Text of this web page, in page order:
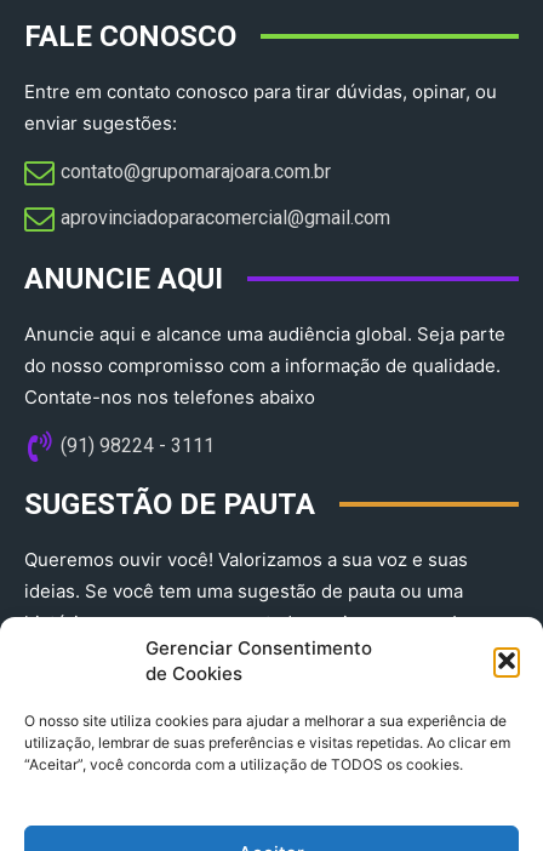
Gerenciar Consentimento
de Cookies
O nosso site utiliza cookies para ajudar a melhorar a sua experiência de
utilização, lembrar de suas preferências e visitas repetidas. Ao clicar em
“Aceitar”, você concorda com a utilização de TODOS os cookies.
FALE CONOSCO
Entre em contato conosco para tirar dúvidas, opinar, ou
enviar sugestões:
contato@grupomarajoara.com.br
aprovinciadoparacomercial@gmail.com​
ANUNCIE AQUI
Anuncie aqui e alcance uma audiência global. Seja parte
do nosso compromisso com a informação de qualidade.
Contate-nos nos telefones abaixo
(91) 98224 - 3111
SUGESTÃO DE PAUTA
Queremos ouvir você! Valorizamos a sua voz e suas
ideias. Se você tem uma sugestão de pauta ou uma
história que merece ser contada, envie-nos agora!
(91) 98224 - 3111